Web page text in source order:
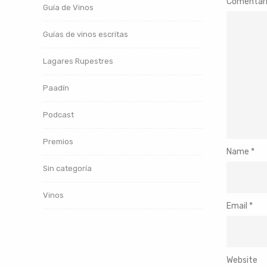
Name *
Email *
Website
Guía de Vinos
Guías de vinos escritas
Lagares Rupestres
Paadín
Podcast
Premios
Sin categoría
Vinos